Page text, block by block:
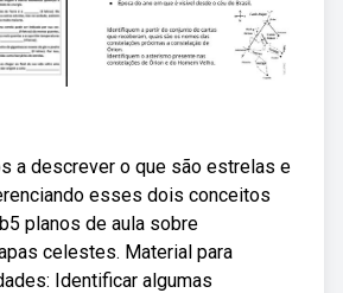
a descrever o que são estrelas e
esses dois conceitos
planos de aula sobre
celestes. Material para
Identificar algumas